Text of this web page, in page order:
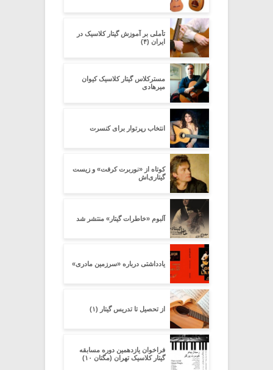
تأملی بر آموزش گیتار کلاسیک در
ایران (۴)
مسترکلاس گیتار کلاسیک کیوان
میرهادی
انتخاب رپرتوار برای کنسرت
کوتاه از «نوربرت کرفت» و زیست
گیتاری‌اش
آلبوم «خاطرات گیتار» منتشر شد
یادداشتی درباره «سرزمین مادری»
از تحصیل تا تدریس گیتار (۱)
فراخوان یازدهمین دوره مسابقه
گیتار کلاسیک تهران (مگتان ۱۰)